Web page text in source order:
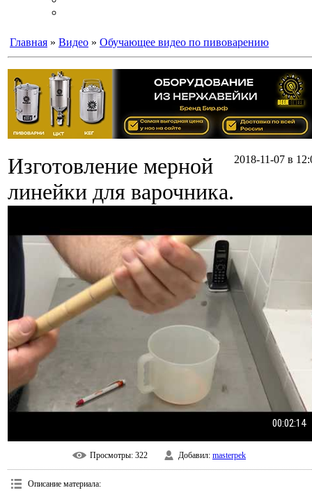
Главная » Видео » Обучающее видео по пивоварению
2018-11-07 в
Изготовление мерной
линейки для варочника.
00:02:14
Просмотры: 322 Добавил: masterpek
Описание материала: